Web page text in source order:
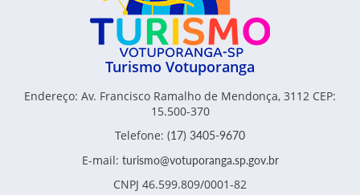
Turismo Votuporanga
Endereço: Av. Francisco Ramalho de Mendonça, 3112 CEP:
15.500-370
Telefone: (17) 3405-9670
E-mail: turismo@votuporanga.sp.gov.br
CNPJ 46.599.809/0001-82